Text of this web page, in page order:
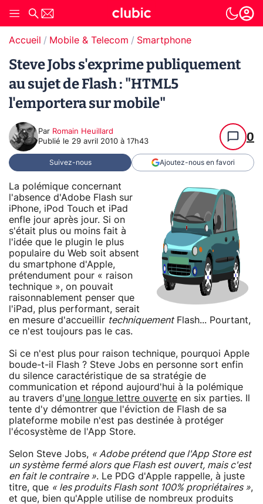
Accueil Mobile & Telecom Smartphone
Steve Jobs s'exprime publiquement
au sujet de Flash : "HTML5
l'emportera sur mobile"
Par Romain Heuillard
Publié le 29 avril 2010 à 17h43 0
Suivez-nous Ajoutez-nous en favori
La polémique concernant
l'absence d'Adobe Flash sur
iPhone, iPod Touch et iPad
enfle jour après jour. Si on
s'était plus ou moins fait à
l'idée que le plugin le plus
populaire du Web soit absent
du smartphone d'Apple,
prétendument pour « raison
technique », on pouvait
raisonnablement penser que
l'iPad, plus performant, serait
en mesure d'accueillir techniquementFlash... Pourtant,
ce n'est toujours pas le cas.
Si ce n'est plus pour raison technique, pourquoi Apple
boude-t-il Flash ? Steve Jobs en personne sort enfin
du silence caractéristique de sa stratégie de
communication et répond aujourd'hui à la polémique
au travers d'une longue lettre ouverte en six parties. Il
tente d'y démontrer que l'éviction de Flash de sa
plateforme mobile n'est pas destinée à protéger
l'écosystème de l'App Store.
Selon Steve Jobs, « Adobe prétend que l'App Store est
un système fermé alors que Flash est ouvert, mais c'est
en fait le contraire ». Le PDG d'Apple rappelle, à juste
titre, que « les produits Flash sont 100% propriétaires »,
et que, bien qu'Apple utilise de nombreux produits